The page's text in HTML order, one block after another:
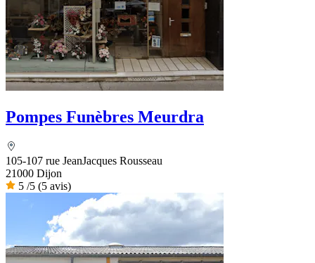
Pompes Funèbres Meurdra
105-107 rue JeanJacques Rousseau
21000 Dijon
5 /5 (5 avis)